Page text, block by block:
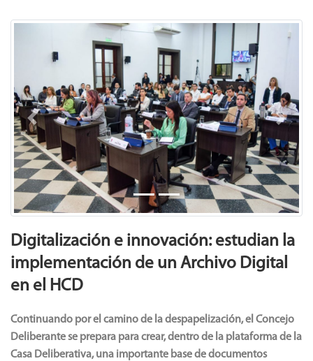
Previous Next
Digitalización e innovación: estudian la
implementación de un Archivo Digital
en el HCD
Continuando por el camino de la despapelización, el Concejo
Deliberante se prepara para crear, dentro de la plataforma de la
Casa Deliberativa, una importante base de documentos